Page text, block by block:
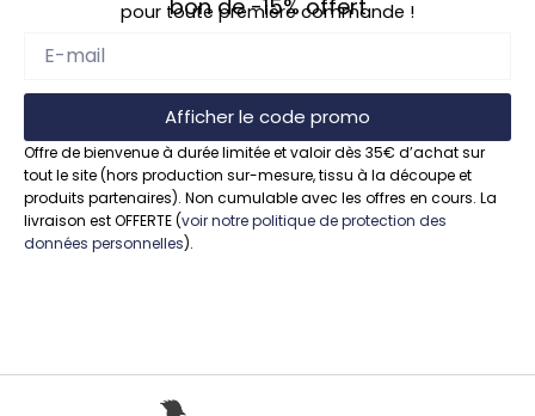
bon de -15% offert
pour toute première commande !
Afficher le code promo
Offre de bienvenue à durée limitée et valoir dès 35€ d’achat sur
tout le site (hors production sur-mesure, tissu à la découpe et
produits partenaires). Non cumulable avec les offres en cours. La
livraison est OFFERTE (voir notre politique de protection des
données personnelles).